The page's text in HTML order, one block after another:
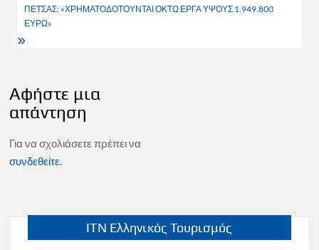
ΠΕΤΣΑΣ: «ΧΡΗΜΑΤΟΔΟΤΟΥΝΤΑΙ ΟΚΤΩ ΕΡΓΑ ΥΨΟΥΣ 1.949.800
ΕΥΡΩ»
Αφήστε μια
απάντηση
Για να σχολιάσετε πρέπει να
συνδεθείτε.
ITN Ελληνικός Τουρισμός